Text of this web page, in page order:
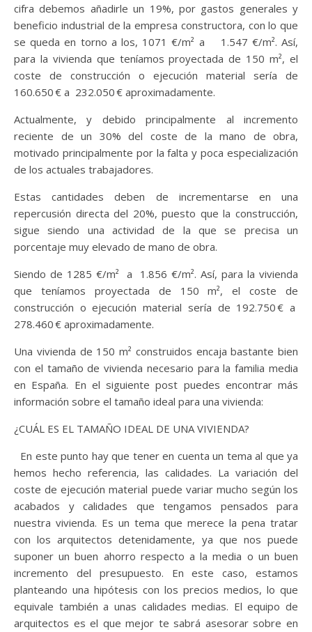
cifra debemos añadirle un 19%, por gastos generales y
beneficio industrial de la empresa constructora, con lo que
se queda en torno a los, 1071 €/m² a
1.547 €/m². Así,
para la vivienda que teníamos proyectada de 150 m², el
coste de construcción o ejecución material sería de
160.650 € a 232.050 € aproximadamente.
Actualmente, y debido principalmente al incremento
reciente de un 30% del coste de la mano de obra,
motivado principalmente por la falta y poca especialización
de los actuales trabajadores.
Estas cantidades deben de incrementarse en una
repercusión directa del 20%, puesto que la construcción,
sigue siendo una actividad de la que se precisa un
porcentaje muy elevado de mano de obra.
Siendo de 1285 €/m² a 1.856 €/m². Así, para la vivienda
que teníamos proyectada de 150 m², el coste de
construcción o ejecución material sería de 192.750 € a
278.460 € aproximadamente.
Una vivienda de 150 m² construidos encaja bastante bien
con el tamaño de vivienda necesario para la familia media
en España. En el siguiente post puedes encontrar más
información sobre el tamaño ideal para una vivienda:
¿CUÁL ES EL TAMAÑO IDEAL DE UNA VIVIENDA?
En este punto hay que tener en cuenta un tema al que ya
hemos hecho referencia, las calidades. La variación del
coste de ejecución material puede variar mucho según los
acabados y calidades que tengamos pensados para
nuestra vivienda. Es un tema que merece la pena tratar
con los arquitectos detenidamente, ya que nos puede
suponer un buen ahorro respecto a la media o un buen
incremento del presupuesto. En este caso, estamos
planteando una hipótesis con los precios medios, lo que
equivale también a unas calidades medias. El equipo de
arquitectos es el que mejor te sabrá asesorar sobre en